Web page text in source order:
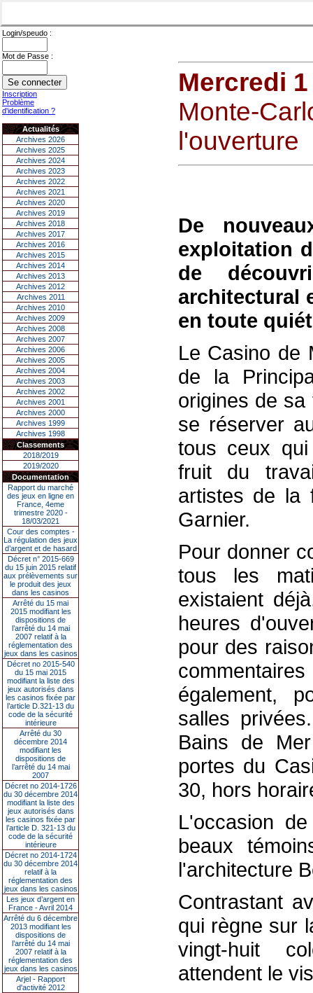
Login/speudo :
Mot de Passe :
Inscription
Problème
d'identification ?
Actualités
Archives 2026
Archives 2025
Archives 2024
Archives 2023
Archives 2022
Archives 2021
Archives 2020
Archives 2019
Archives 2018
Archives 2017
Archives 2016
Archives 2015
Archives 2014
Archives 2013
Archives 2012
Archives 2011
Archives 2010
Archives 2009
Archives 2008
Archives 2007
Archives 2006
Archives 2005
Archives 2004
Archives 2003
Archives 2002
Archives 2001
Archives 2000
Archives 1999
Archives 1998
Classements
2018/2019
2019/2020
Documentation
Rapport du marché
des jeux en ligne en
France, 4eme
trimestre 2020 -
18/03/2021
Cour des comptes -
La régulation des jeux
d’argent et de hasard
Décret n° 2015-669
du 15 juin 2015 relatif
aux prélèvements sur
le produit des jeux
dans les casinos
Arrêté du 15 mai
2015 modifiant les
dispositions de
l’arrêté du 14 mai
2007 relatif à la
réglementation des
jeux dans les casinos
Décret no 2015-540
du 15 mai 2015
modifiant la liste des
jeux autorisés dans
les casinos fixée par
l’article D.321-13 du
code de la sécurité
intérieure
Arrêté du 30
décembre 2014
modifiant les
dispositions de
l’arrêté du 14 mai
2007
Décret no 2014-1726
du 30 décembre 2014
modifiant la liste des
jeux autorisés dans
les casinos fixée par
l’article D. 321-13 du
code de la sécurité
intérieure
Décret no 2014-1724
du 30 décembre 2014
relatif à la
réglementation des
jeux dans les casinos
Les jeux d’argent en
France - Avril 2014
Arrêté du 6 décembre
2013 modifiant les
dispositions de
l’arrêté du 14 mai
2007 relatif à la
réglementation des
jeux dans les casinos
Arjel - Rapport
d'activité 2012
Mercredi
Monte-
l'ouverture
De
exploitation
de
architectural
en toute
Le Casino de
de la
origines de
se réserver
tous ceux
fruit du
artistes de la
Garnier.
Pour donner
tous les
existaient
heures
pour des
également,
salles
Bains de
portes du
30, hors
L'occasion
beaux
l'architecture
Contrastant
qui règne sur
vingt-huit
attendent le